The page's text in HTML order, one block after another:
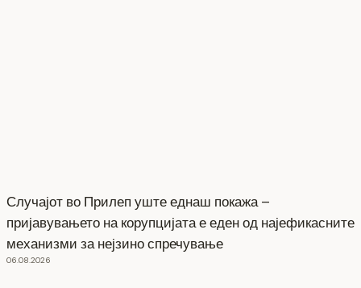
Случајот во Прилеп уште еднаш покажа –
пријавувањето на корупцијата е еден од најефикасните
механизми за нејзино спречување
06.08.2026